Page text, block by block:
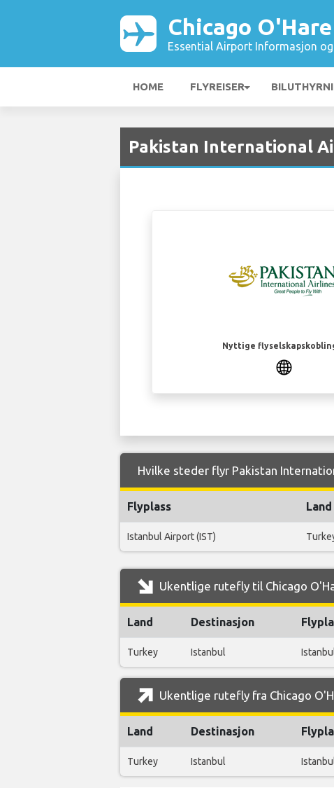
Chicago
Essential Airport Informasjon
HOME FLYREISER
Pakistan International
Nyttige
Hvilke steder flyr Pakistan
Flyplass Land
Istanbul Airport (IST)
Ukentlige rutefly til Chicago
Land Destinasjon
Turkey Istanbul
Ukentlige rutefly fra Chicago
Land Destinasjon
Turkey Istanbul